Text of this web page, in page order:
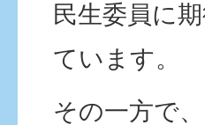
民生委員に
ています。
その一方で